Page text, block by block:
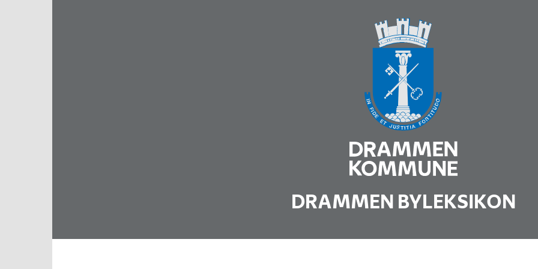
DRAMMEN BYLEKSIKON